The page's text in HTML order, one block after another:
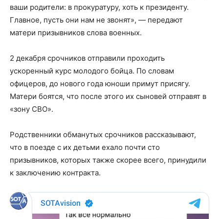
ваши родители: в прокуратуру, хоть к президенту.
Главное, пусть они нам не звонят», — передают
матери призывников слова военных.
2 декабря срочников отправили проходить
ускоренный курс молодого бойца. По словам
офицеров, до нового года юноши примут присягу.
Матери боятся, что после этого их сыновей отправят в
«зону СВО».
Родственники обманутых срочников рассказывают,
что в поезде с их детьми ехало почти сто
призывников, которых также скорее всего, принудили
к заключению контракта.